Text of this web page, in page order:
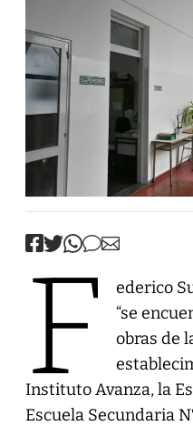
F
ederico
“se
obras de
Instituto Avanza, la
Escuela Secundaria